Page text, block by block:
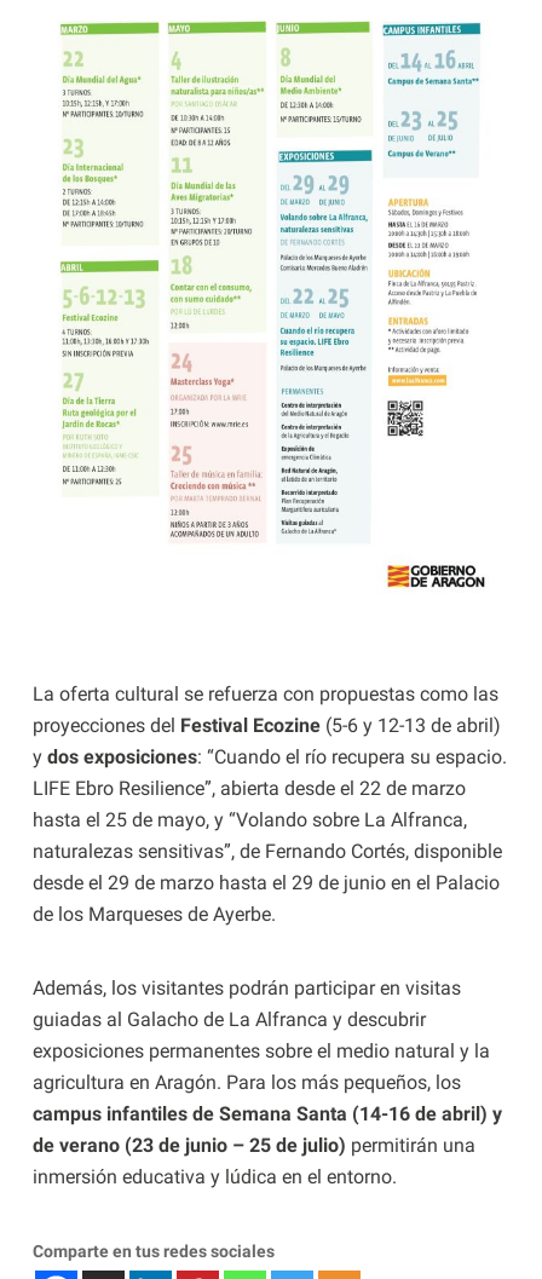
La oferta cultural se refuerza con propuestas como las
proyecciones del Festival Ecozine(5-6 y 12-13 de abril)
y dos exposiciones: “Cuando el río recupera su espacio.
LIFE Ebro Resilience”, abierta desde el 22 de marzo
hasta el 25 de mayo, y “Volando sobre La Alfranca,
naturalezas sensitivas”, de Fernando Cortés, disponible
desde el 29 de marzo hasta el 29 de junio en el Palacio
de los Marqueses de Ayerbe.
Además, los visitantes podrán participar en visitas
guiadas al Galacho de La Alfranca y descubrir
exposiciones permanentes sobre el medio natural y la
agricultura en Aragón. Para los más pequeños, los
campus infantiles de Semana Santa (14-16 de abril) y
de verano (23 de junio – 25 de julio) permitirán una
inmersión educativa y lúdica en el entorno.
Comparte en tus redes sociales